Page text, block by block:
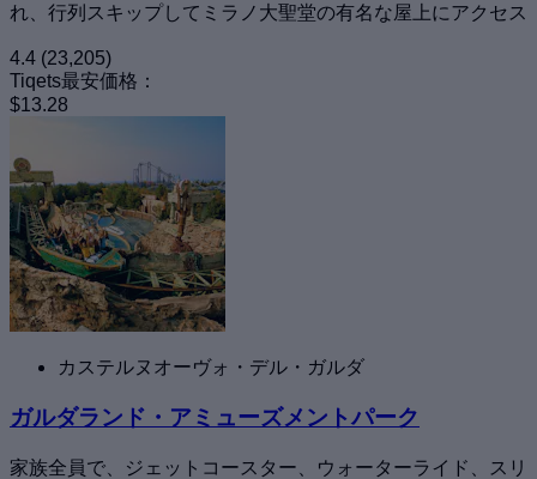
れ、行列スキップしてミラノ大聖堂の有名な屋上にアクセス
4.4 (23,205)
Tiqets最安価格：
$13.28
カステルヌオーヴォ・デル・ガルダ
ガルダランド・アミューズメントパーク
家族全員で、ジェットコースター、ウォーターライド、スリ